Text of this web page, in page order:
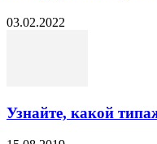
03.02.2022
Узнайте, какой